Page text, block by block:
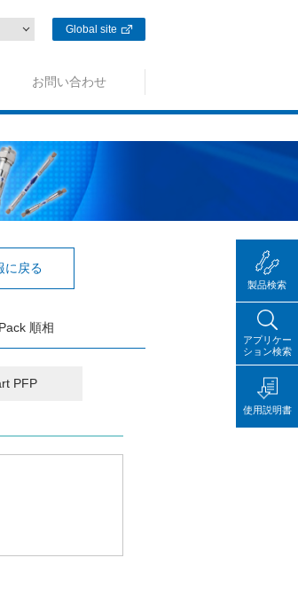
Global site
お問い合わせ
に戻る
順相
PFP
製品検索
アプリケー
ション検索
使用説明書